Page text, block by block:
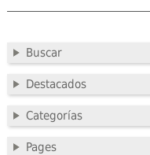
Buscar
Destacados
Categorías
Pages